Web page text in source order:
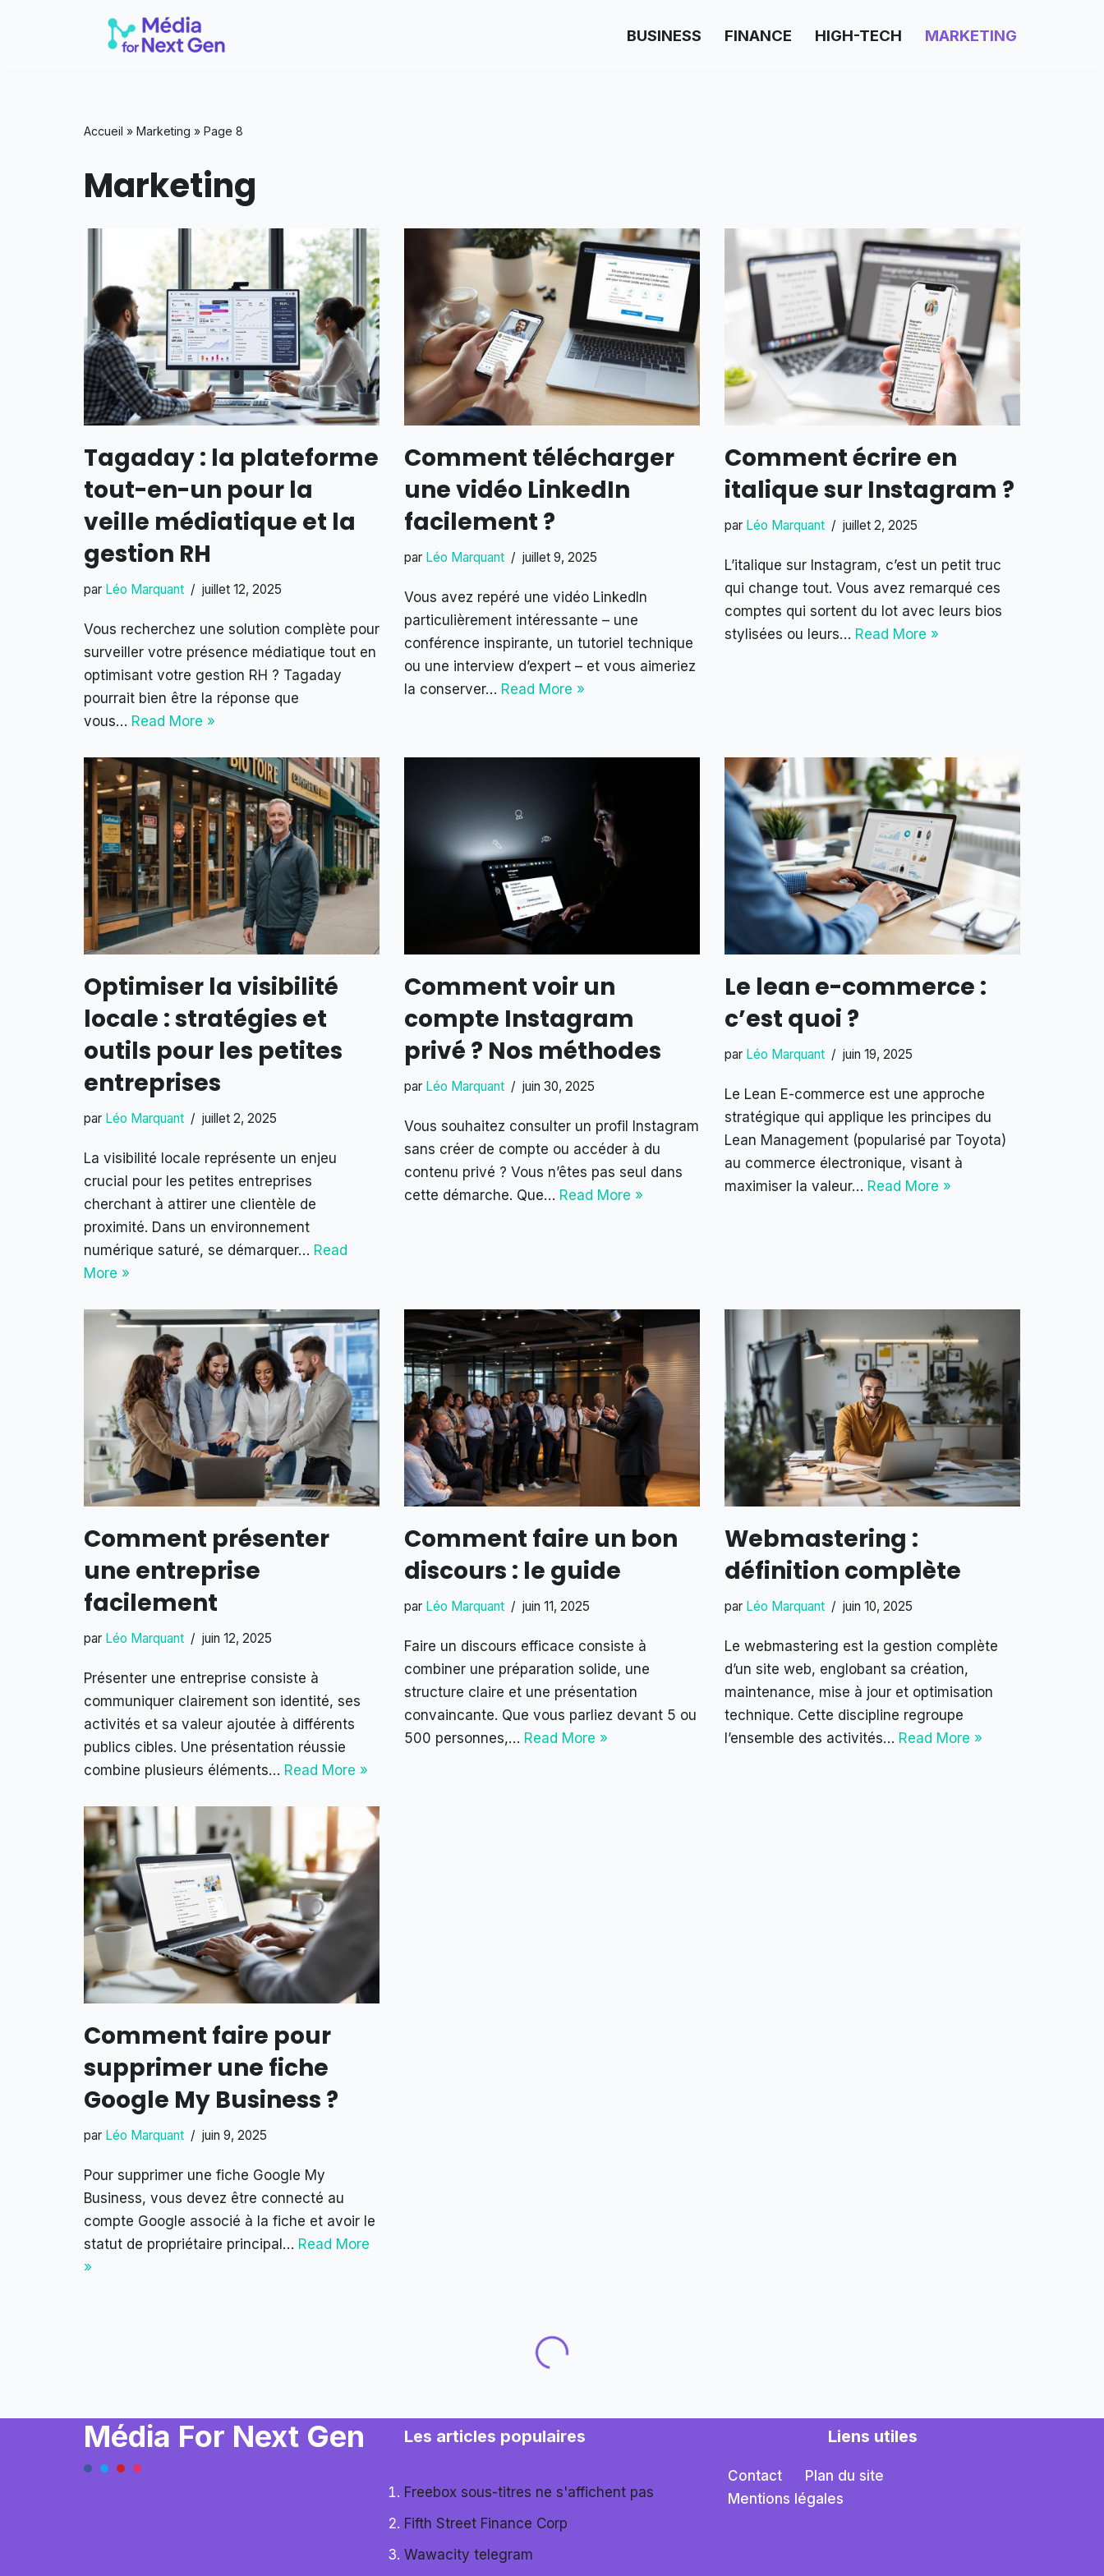
BUSINESS FINANCE HIGH-TECH MARKETING
Accueil » Marketing » Page 8
Marketing
Tagaday : la plateforme
tout-en-un pour la
veille médiatique et la
gestion RH
par Léo Marquant juillet 12, 2025
Vous recherchez une solution complète pour
surveiller votre présence médiatique tout en
optimisant votre gestion RH ? Tagaday
pourrait bien être la réponse que
vous… Read More »
Comment télécharger
une vidéo LinkedIn
facilement ?
par Léo Marquant juillet 9, 2025
Vous avez repéré une vidéo LinkedIn
particulièrement intéressante – une
conférence inspirante, un tutoriel technique
ou une interview d’expert – et vous aimeriez
la conserver… Read More »
Comment écrire en
italique sur Instagram ?
par Léo Marquant juillet 2, 2025
L’italique sur Instagram, c’est un petit truc
qui change tout. Vous avez remarqué ces
comptes qui sortent du lot avec leurs bios
stylisées ou leurs… Read More »
Optimiser la visibilité
locale : stratégies et
outils pour les petites
entreprises
par Léo Marquant juillet 2, 2025
La visibilité locale représente un enjeu
crucial pour les petites entreprises
cherchant à attirer une clientèle de
proximité. Dans un environnement
numérique saturé, se démarquer… Read
More »
Comment voir un
compte Instagram
privé ? Nos méthodes
par Léo Marquant juin 30, 2025
Vous souhaitez consulter un profil Instagram
sans créer de compte ou accéder à du
contenu privé ? Vous n’êtes pas seul dans
cette démarche. Que… Read More »
Le lean e-commerce :
c’est quoi ?
par Léo Marquant juin 19, 2025
Le Lean E-commerce est une approche
stratégique qui applique les principes du
Lean Management (popularisé par Toyota)
au commerce électronique, visant à
maximiser la valeur… Read More »
Comment présenter
une entreprise
facilement
par Léo Marquant juin 12, 2025
Présenter une entreprise consiste à
communiquer clairement son identité, ses
activités et sa valeur ajoutée à différents
publics cibles. Une présentation réussie
combine plusieurs éléments… Read More »
Comment faire un bon
discours : le guide
par Léo Marquant juin 11, 2025
Faire un discours efficace consiste à
combiner une préparation solide, une
structure claire et une présentation
convaincante. Que vous parliez devant 5 ou
500 personnes,… Read More »
Webmastering :
définition complète
par Léo Marquant juin 10, 2025
Le webmastering est la gestion complète
d’un site web, englobant sa création,
maintenance, mise à jour et optimisation
technique. Cette discipline regroupe
l’ensemble des activités… Read More »
Comment faire pour
supprimer une fiche
Google My Business ?
par Léo Marquant juin 9, 2025
Pour supprimer une fiche Google My
Business, vous devez être connecté au
compte Google associé à la fiche et avoir le
statut de propriétaire principal… Read More
»
Média For Next Gen Les articles populaires
Freebox sous-titres ne s'affichent pas
Fifth Street Finance Corp
Wawacity telegram
Liens utiles
Contact
Plan du site
Mentions légales